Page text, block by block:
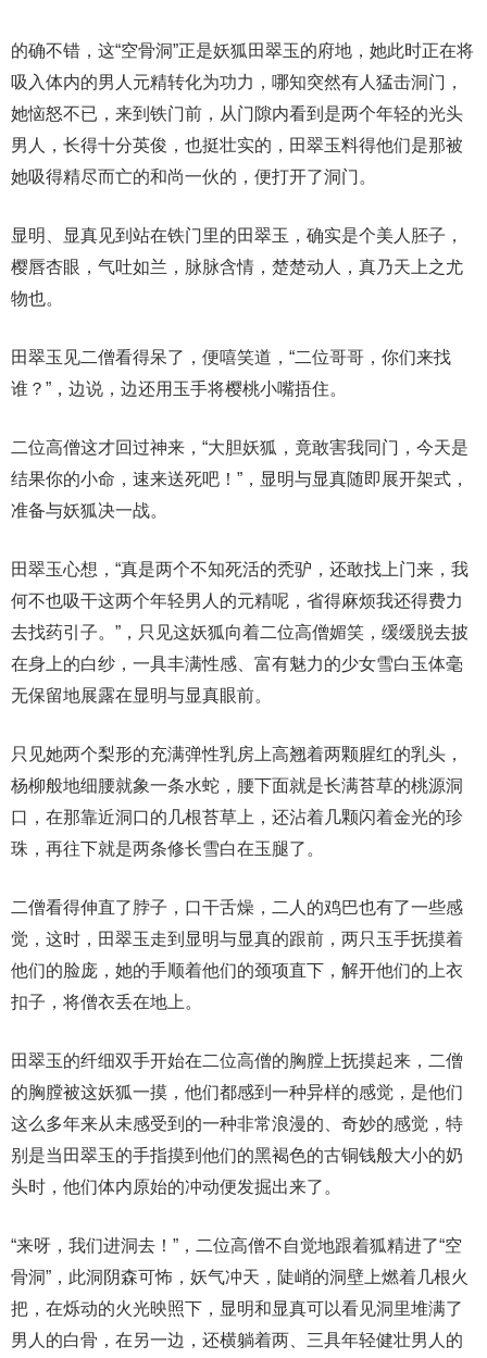
的确不错，这“空骨洞”正是妖狐田翠玉的府地，她此时正在将
吸入体内的男人元精转化为功力，哪知突然有人猛击洞门，
她恼怒不已，来到铁门前，从门隙内看到是两个年轻的光头
男人，长得十分英俊，也挺壮实的，田翠玉料得他们是那被
她吸得精尽而亡的和尚一伙的，便打开了洞门。
显明、显真见到站在铁门里的田翠玉，确实是个美人胚子，
樱唇杏眼，气吐如兰，脉脉含情，楚楚动人，真乃天上之尤
物也。
田翠玉见二僧看得呆了，便嘻笑道，“二位哥哥，你们来找
谁？”，边说，边还用玉手将樱桃小嘴捂住。
二位高僧这才回过神来，“大胆妖狐，竟敢害我同门，今天是
结果你的小命，速来送死吧！”，显明与显真随即展开架式，
准备与妖狐决一战。
田翠玉心想，“真是两个不知死活的秃驴，还敢找上门来，我
何不也吸干这两个年轻男人的元精呢，省得麻烦我还得费力
去找药引子。”，只见这妖狐向着二位高僧媚笑，缓缓脱去披
在身上的白纱，一具丰满性感、富有魅力的少女雪白玉体毫
无保留地展露在显明与显真眼前。
只见她两个梨形的充满弹性乳房上高翘着两颗腥红的乳头，
杨柳般地细腰就象一条水蛇，腰下面就是长满苔草的桃源洞
口，在那靠近洞口的几根苔草上，还沾着几颗闪着金光的珍
珠，再往下就是两条修长雪白在玉腿了。
二僧看得伸直了脖子，口干舌燥，二人的鸡巴也有了一些感
觉，这时，田翠玉走到显明与显真的跟前，两只玉手抚摸着
他们的脸庞，她的手顺着他们的颈项直下，解开他们的上衣
扣子，将僧衣丢在地上。
田翠玉的纤细双手开始在二位高僧的胸膛上抚摸起来，二僧
的胸膛被这妖狐一摸，他们都感到一种异样的感觉，是他们
这么多年来从未感受到的一种非常浪漫的、奇妙的感觉，特
别是当田翠玉的手指摸到他们的黑褐色的古铜钱般大小的奶
头时，他们体内原始的冲动便发掘出来了。
“来呀，我们进洞去！”，二位高僧不自觉地跟着狐精进了“空
骨洞”，此洞阴森可怖，妖气冲天，陡峭的洞壁上燃着几根火
把，在烁动的火光映照下，显明和显真可以看见洞里堆满了
男人的白骨，在另一边，还横躺着两、三具年轻健壮男人的